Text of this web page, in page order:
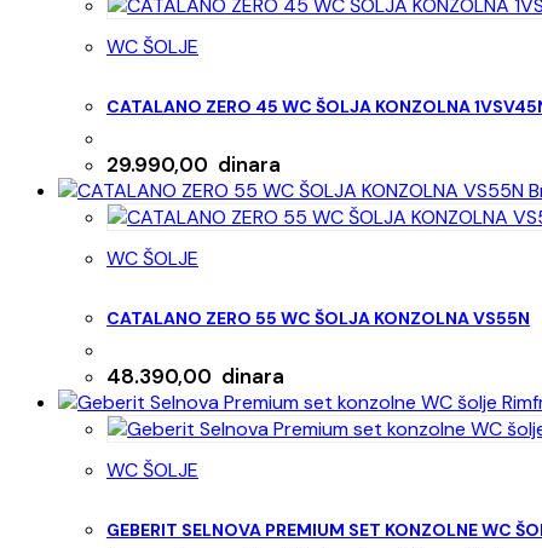
WC ŠOLJE
CATALANO ZERO 45 WC ŠOLJA KONZOLNA
29.990,00 dinara
WC ŠOLJE
CATALANO ZERO 55 WC ŠOLJA KONZOLNA VS55N
48.390,00 dinara
WC ŠOLJE
GEBERIT SELNOVA PREMIUM SET KONZOLNE WC